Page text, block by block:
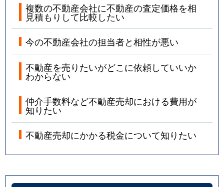
複数の不動産会社に不動産の査定価格を相
見積もりして比較したい
今の不動産会社の担当者と相性が悪い
不動産を売りたいがどこに依頼していいか
わからない
仲介手数料など不動産売却における費用が
知りたい
不動産売却にかかる税金について知りたい